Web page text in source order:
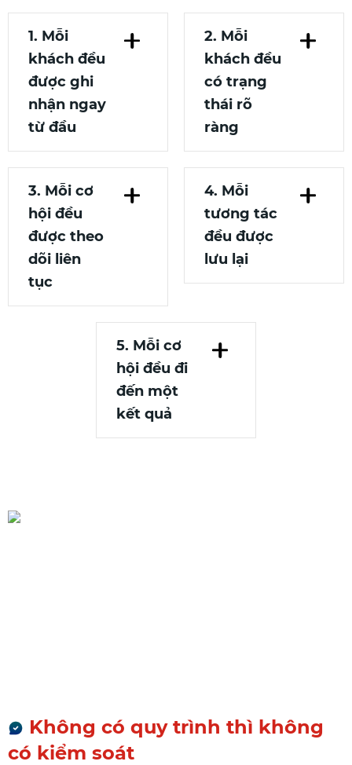
1. Mỗi
khách đều
được ghi
nhận ngay
từ đầu
2. Mỗi
khách đều
có trạng
thái rõ
ràng
3. Mỗi cơ
hội đều
được theo
dõi liên
tục
4. Mỗi
tương tác
đều được
lưu lại
5. Mỗi cơ
hội đều đi
đến một
kết quả
Không có quy trình thì không
có kiểm soát